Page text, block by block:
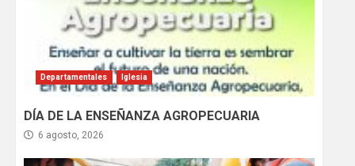
Departamentales Iglesia
DÍA DE LA ENSEÑANZA AGROPECUARIA
6 agosto, 2026